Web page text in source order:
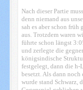
Nach dieser Partie
denn niemand aus
sah es aber schon früh
aus. Trotzdem waren
führte schon längst
und zerlegte die
königsindische
festgelegt, dann die
besetzt. Als dann
wurde stand Schwarz,